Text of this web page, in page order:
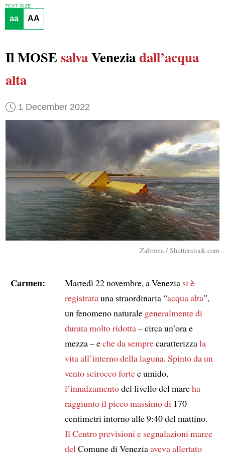
TEXT SIZE
aa AA
Il MOSEsalvaVeneziadall’acqua
alta
1 December 2022
Zaltrona / Shutterstock.com
Carmen: Martedì 22 novembre, a Venezia si è
registratauna straordinaria “acqua alta”,
un fenomeno naturale generalmentedi
durata molto ridotta– circa un’ora e
mezza – eche da semprecaratterizzala
vita all’interno della laguna. Spinto da un
vento sciroccofortee umido,
l’innalzamentodel livello del mareha
raggiunto il picco massimo di 170
centimetri intorno alle 9:40 del mattino.
Il Centro previsioni e segnalazioni maree
del Comune di Veneziaaveva allertato